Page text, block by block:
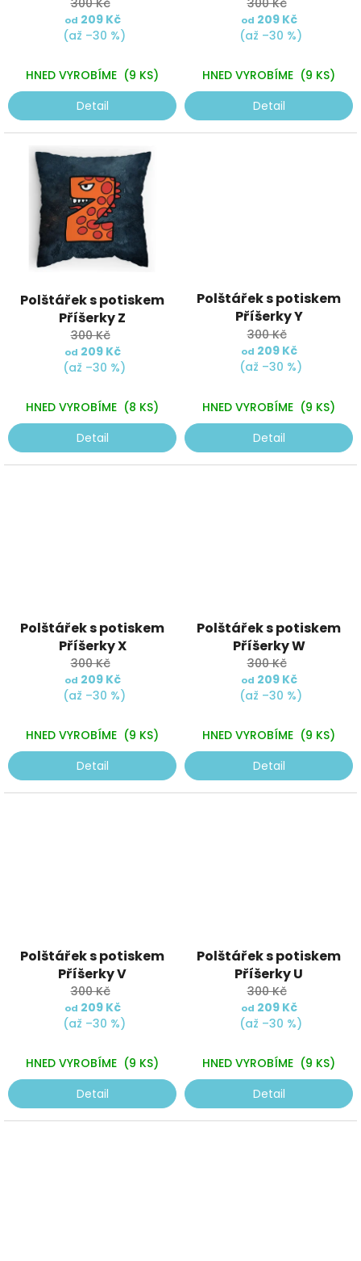
300 Kč
od 209 Kč
(až –30 %)
HNED VYROBÍME (9 KS)
Detail
300 Kč
od 209 Kč
(až –30 %)
HNED VYROBÍME (9 KS)
Detail
hodnocení
produktu
je
5,0
z
hvězdiček.
Polštářek s potiskem
Příšerky Z
300 Kč
od 209 Kč
(až –30 %)
HNED VYROBÍME (8 KS)
Detail
Polštářek s potiskem
Příšerky Y
300 Kč
od 209 Kč
(až –30 %)
HNED VYROBÍME (9 KS)
Detail
Polštářek s potiskem
Příšerky X
300 Kč
od 209 Kč
(až –30 %)
HNED VYROBÍME (9 KS)
Detail
Polštářek s potiskem
Příšerky W
300 Kč
od 209 Kč
(až –30 %)
HNED VYROBÍME (9 KS)
Detail
Polštářek s potiskem
Příšerky V
300 Kč
od 209 Kč
(až –30 %)
HNED VYROBÍME (9 KS)
Detail
Polštářek s potiskem
Příšerky U
300 Kč
od 209 Kč
(až –30 %)
HNED VYROBÍME (9 KS)
Detail